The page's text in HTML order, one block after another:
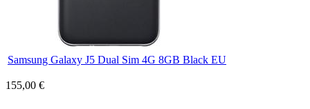
Samsung Galaxy J5 Dual Sim 4G 8GB Black EU
155,00 €